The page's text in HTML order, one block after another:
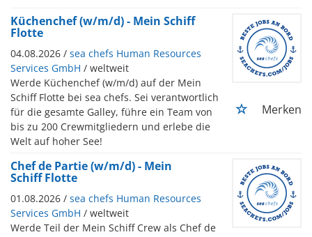
Küchenchef (w/m/d) - Mein Schiff
Flotte
04.08.2026 / sea chefs Human Resources
Services GmbH / weltweit
Werde Küchenchef (w/m/d) auf der Mein
Schiff Flotte bei sea chefs. Sei verantwortlich
für die gesamte Galley, führe ein Team von
bis zu 200 Crewmitgliedern und erlebe die
Welt auf hoher See!
Merken
Chef de Partie (w/m/d) - Mein
Schiff Flotte
01.08.2026 / sea chefs Human Resources
Services GmbH / weltweit
Werde Teil der Mein Schiff Crew als Chef de